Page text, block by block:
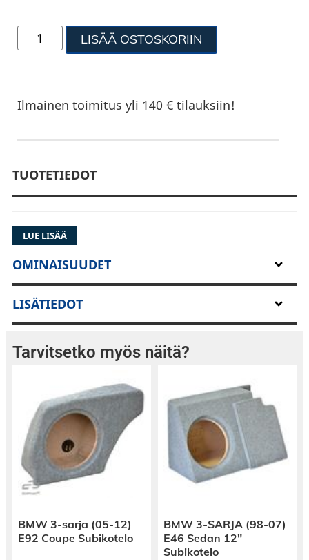
LISÄÄ OSTOSKORIIN
Ilmainen toimitus yli 140 € tilauksiin!
TUOTETIEDOT
LUE LISÄÄ
OMINAISUUDET
LISÄTIEDOT
Tarvitsetko myös näitä?
BMW 3-sarja (05-12)
E92 Coupe Subikotelo
BMW 3-SARJA (98-07)
E46 Sedan 12″
Subikotelo